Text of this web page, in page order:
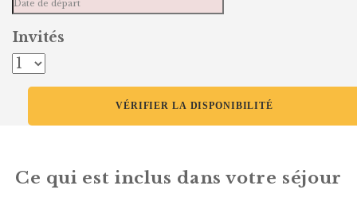
Invités
Ce qui est inclus dans votre séjour